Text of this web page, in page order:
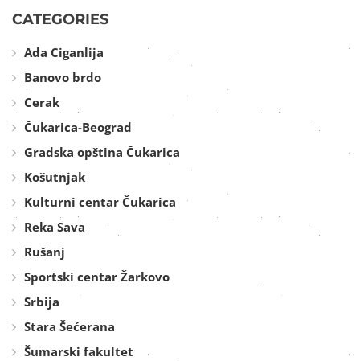
CATEGORIES
Ada Ciganlija
Banovo brdo
Cerak
Čukarica-Beograd
Gradska opština Čukarica
Košutnjak
Kulturni centar Čukarica
Reka Sava
Rušanj
Sportski centar Žarkovo
Srbija
Stara Šećerana
Šumarski fakultet